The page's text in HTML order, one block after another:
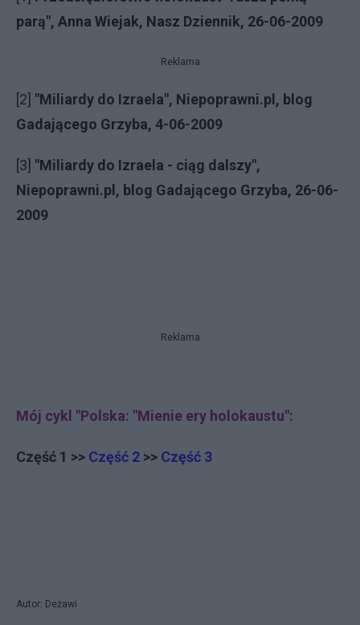
parą", Anna Wiejak, Nasz Dziennik, 26-06-2009
Reklama
[2] "Miliardy do Izraela", Niepoprawni.pl, blog
Gadającego Grzyba, 4-06-2009
[3] "Miliardy do Izraela - ciąg dalszy",
Niepoprawni.pl, blog Gadającego Grzyba, 26-06-
2009
Reklama
Mój cykl "Polska: "Mienie ery holokaustu":
Część 1 >> Część 2 >> Część 3
Autor: Deżawi